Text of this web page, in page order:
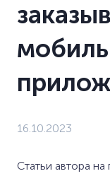
16.10.2023
Статьи автора на